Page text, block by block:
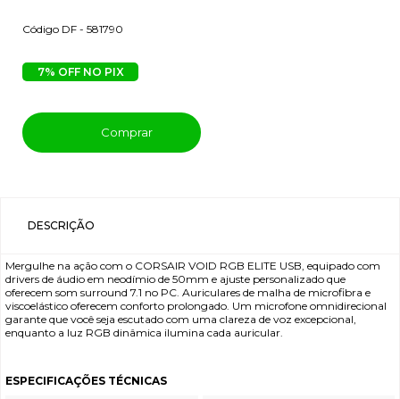
DF - 581790
7% OFF NO PIX
Comprar
DESCRIÇÃO
Mergulhe na ação com o CORSAIR VOID RGB ELITE USB, equipado com
drivers de áudio em neodímio de 50mm e ajuste personalizado que
oferecem som surround 7.1 no PC. Auriculares de malha de microfibra e
viscoelástico oferecem conforto prolongado. Um microfone omnidirecional
garante que você seja escutado com uma clareza de voz excepcional,
enquanto a luz RGB dinâmica ilumina cada auricular.
ESPECIFICAÇÕES TÉCNICAS